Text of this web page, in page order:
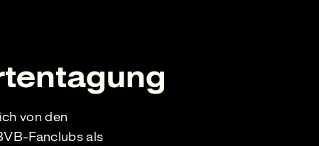
von den
Fanclubs als